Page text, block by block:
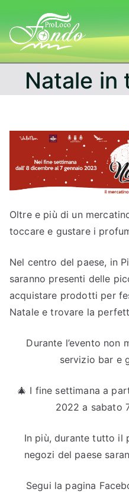
contenuto
Natale in
Oltre e più di un
toccare e gustare i
Nel centro del paese, in
saranno presenti delle
acquistare prodotti per
Natale e trovare la
Durante l’evento non
servizio bar e
🎄 I fine settimana a
2022 a sabato
In più, durante tutto il
negozi del paese
Segui la pagina